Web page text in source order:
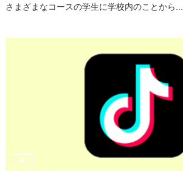
さまざまなコースの学生に学校内のことから...